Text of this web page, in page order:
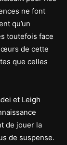
ne font
qu’un
toutefois face
de cette
que celles
et Leigh
de jouer la
de suspense.